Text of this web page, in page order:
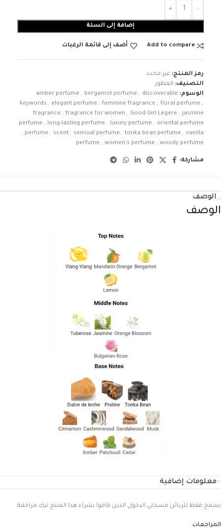
إضافة إلى السلة
Add to compare أضف إلى قائمة الرغبات
رمز المنتج: غير محدد
التصنيف: العطور
الوسوم:
amber perfume , bergamot perfume , discoverable
keywords , elegant perfume , feminine fragrance , floral perfume ,
fragrance , fragrance for women , Good Girl Légère , jasmine
perfume , long-lasting perfume , luxury perfume , oriental perfume
, perfume , scent , sensual perfume , tonka bean perfume , vanilla
perfume , women's perfume , woody perfume
مشاركة:
الوصف
الوصف
معلومات إضافية
المراجعات
يسمح فقط للزبائن مسجلي الدخول الذين قاموا بشراء هذا المنتج ترك مراجعة.